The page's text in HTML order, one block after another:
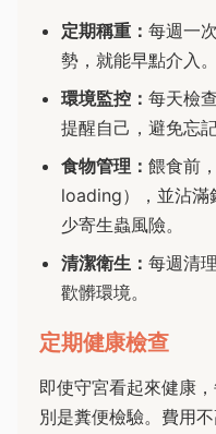
定期稱重： 每週一
勢，就能早點介入。
環境監控： 每天檢
提醒自己，避免忘記
食物管理： 餵食前
loading），並沾滿
少寄生蟲風險。
清潔衛生： 每週清
歡髒環境。
定期健康檢查
即使守宮看起來健康
別是糞便檢驗。費用